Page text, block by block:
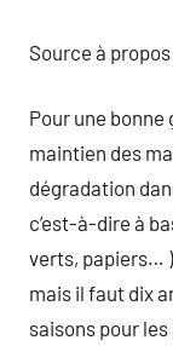
Source à propos
Pour une
maintien des
dégradation
c’est-à-dire à
verts, papiers… )
mais il faut dix
saisons pour